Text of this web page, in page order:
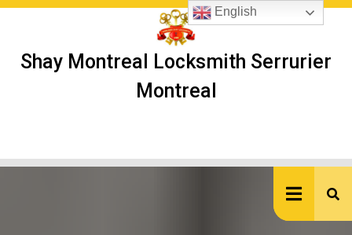
Skip
Shay Montreal Locksmith Serrurier
Montreal
English